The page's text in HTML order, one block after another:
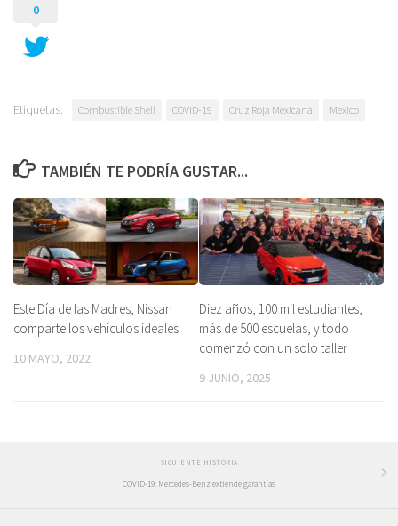
0
Etiquetas: Combustible Shell COVID-19 Cruz Roja Mexicana Mexico
TAMBIÉN TE PODRÍA GUSTAR...
Este Día de las Madres, Nissan
comparte los vehículos ideales
10 MAYO, 2022
Diez años, 100 mil estudiantes,
más de 500 escuelas, y todo
comenzó con un solo taller
9 JUNIO, 2025
SIGUIENTE HISTORIA
COVID-19: Mercedes-Benz extiende garantías